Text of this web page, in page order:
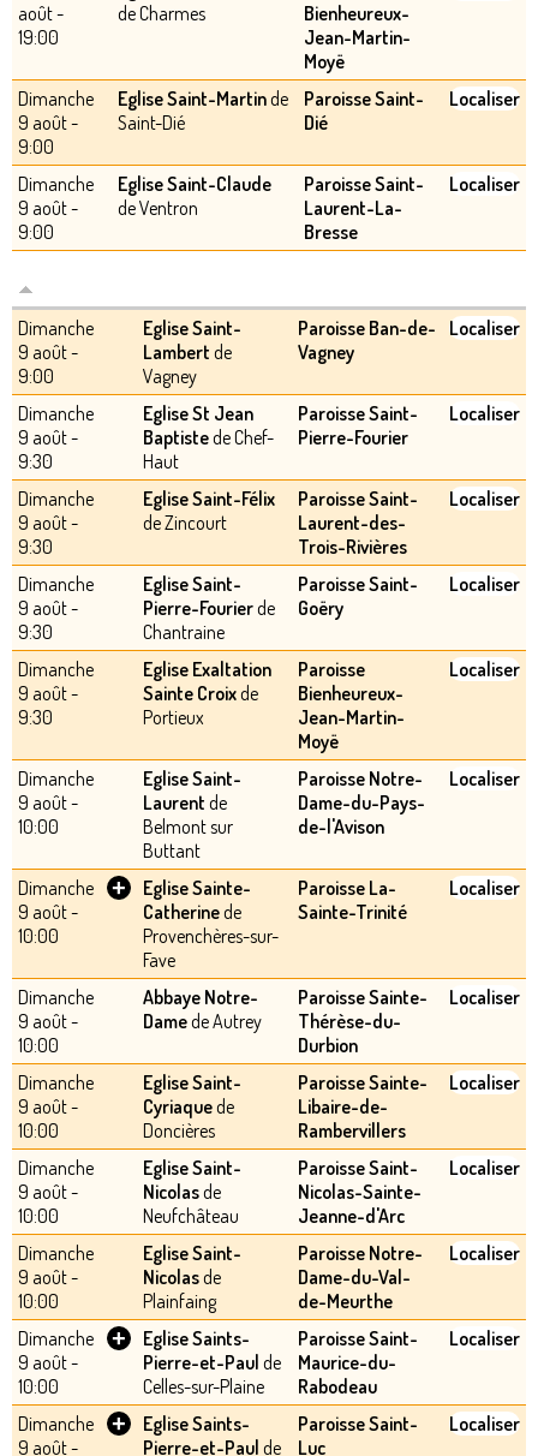
août -
19:00
de Charmes
Bienheureux-
Jean-Martin-
Moyë
Dimanche
9 août -
9:00
Eglise Saint-Martinde
Saint-Dié
Paroisse Saint-
Dié
Localiser
Dimanche
9 août -
9:00
Eglise Saint-Claude
de Ventron
Paroisse Saint-
Laurent-La-
Bresse
Localiser
Dimanche
9 août -
9:00
Eglise Saint-
Lambert de
Vagney
Paroisse Ban-de-
Vagney
Localiser
Dimanche
9 août -
9:30
Eglise St Jean
Baptistede Chef-
Haut
Paroisse Saint-
Pierre-Fourier
Localiser
Dimanche
9 août -
9:30
Eglise Saint-Félix
de Zincourt
Paroisse Saint-
Laurent-des-
Trois-Rivières
Localiser
Dimanche
9 août -
9:30
Eglise Saint-
Pierre-Fourierde
Chantraine
Paroisse Saint-
Goëry
Localiser
Dimanche
9 août -
9:30
Eglise Exaltation
Sainte Croixde
Portieux
Paroisse
Bienheureux-
Jean-Martin-
Moyë
Localiser
Dimanche
9 août -
10:00
Eglise Saint-
Laurent de
Belmont sur
Buttant
Paroisse Notre-
Dame-du-Pays-
de-l'Avison
Localiser
Dimanche
9 août -
10:00
+
Eglise Sainte-
Catherinede
Provenchères-sur-
Fave
Paroisse La-
Sainte-Trinité
Localiser
Dimanche
9 août -
10:00
Abbaye Notre-
Damede Autrey
Paroisse Sainte-
Thérèse-du-
Durbion
Localiser
Dimanche
9 août -
10:00
Eglise Saint-
Cyriaquede
Doncières
Paroisse Sainte-
Libaire-de-
Rambervillers
Localiser
Dimanche
9 août -
10:00
Eglise Saint-
Nicolasde
Neufchâteau
Paroisse Saint-
Nicolas-Sainte-
Jeanne-d'Arc
Localiser
Dimanche
9 août -
10:00
Eglise Saint-
Nicolasde
Plainfaing
Paroisse Notre-
Dame-du-Val-
de-Meurthe
Localiser
Dimanche
9 août -
10:00
+
Eglise Saints-
Pierre-et-Paul de
Celles-sur-Plaine
Paroisse Saint-
Maurice-du-
Rabodeau
Localiser
Dimanche
9 août -
+
Eglise Saints-
Pierre-et-Paul de
Paroisse Saint-
Luc
Localiser